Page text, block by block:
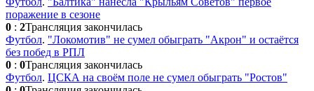
поражение в сезоне
0 : 2Трансляция закончилась
Футбол. "Локомотив" не сумел обыграть "Акрон" и остаётся
без побед в РПЛ
0 : 0Трансляция закончилась
Футбол. ЦСКА на своём поле не сумел обыграть "Ростов"